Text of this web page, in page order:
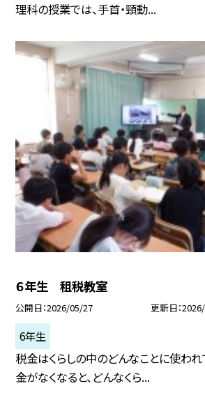
理科の授業では、手首・頸動...
６年生 租税教室
公開日 2026/05/27 更新日
6年生
税金はくらしの中のどんなことに使われ
金がなくなると、どんなくら...